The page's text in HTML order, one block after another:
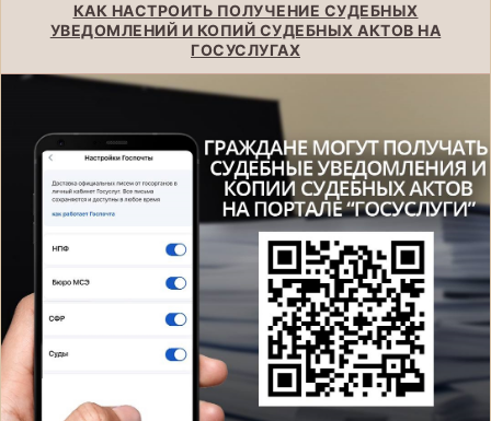
КАК НАСТРОИТЬ ПОЛУЧЕНИЕ СУДЕБНЫХ
УВЕДОМЛЕНИЙ И КОПИЙ СУДЕБНЫХ АКТОВ НА
ГОСУСЛУГАХ